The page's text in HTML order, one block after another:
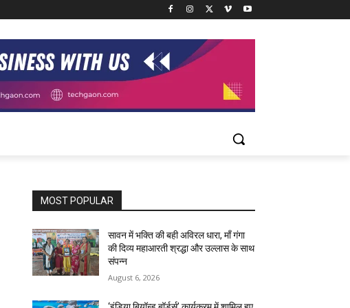
MOST POPULAR
सावन में भक्ति की बही अविरल धारा, माँ गंगा
की दिव्य महाआरती श्रद्धा और उल्लास के साथ
संपन्न
August 6, 2026